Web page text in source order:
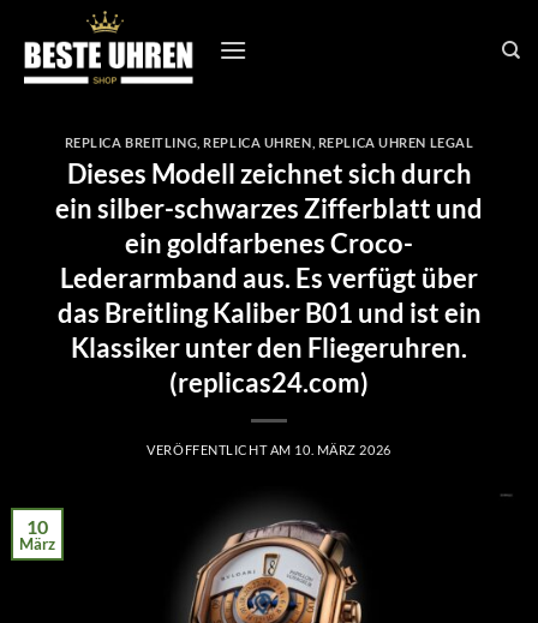
Inhalt
springen
REPLICA BREITLING ,REPLICA UHREN REPLICA UHREN LEGAL
Dieses Modell zeichnet sich durch
ein silber-schwarzes Zifferblatt und
ein goldfarbenes Croco-
Lederarmband aus. Es verfügt über
das Breitling Kaliber B01 und ist ein
Klassiker unter den Fliegeruhren.
(replicas24.com)
VERÖFFENTLICHT AM 10. MÄRZ 2026
10
März